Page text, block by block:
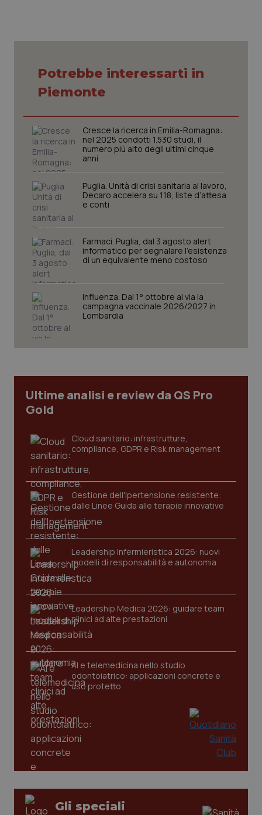
Potrebbe interessarti in
Piemonte
Cresce la ricerca in Emilia-Romagna:
nel 2025 condotti 1.530 studi, il
numero più alto degli ultimi cinque
anni
Puglia. Unità di crisi sanitaria al lavoro,
Decaro accelera su 118, liste d’attesa
e conti
Farmaci. Puglia, dal 3 agosto alert
informatico per segnalare l’esistenza
di un equivalente meno costoso
Influenza. Dal 1° ottobre al via la
campagna vaccinale 2026/2027 in
Lombardia
Ultime analisi e review da QS Pro
Gold
Cloud sanitario: infrastrutture,
compliance, GDPR e Risk management
Gestione dell'Ipertensione resistente:
dalle Linee Guida alle terapie innovative
Leadership Infermieristica 2026: nuovi
modelli di responsabilità e autonomia
Leadership Medica 2026: guidare team
clinici ad alte prestazioni
AI e telemedicina nello studio
odontoiatrico: applicazioni concrete e
uso protetto
Gli speciali
I cookie necessari contribuiscono a rendere fruibile il
navigazione sulle pagine e l'accesso alle aree
Nome
Fornitore/Dominio
VISITOR_PRIVACY_METADATA
YouTube
.youtube.com
CookieScriptConsent
tracking-sites-ironfish-
tracking-enable
www.quotidianosanita.it
tracking-sites-ironfish-
session-id
www.quotidianosanita.it
Google LLC
.quotidianosanita.it